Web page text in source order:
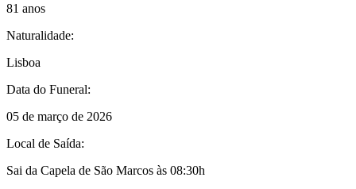
81 anos
Naturalidade:
Lisboa
Data do Funeral:
05 de março de 2026
Local de Saída:
Sai da Capela de São Marcos às 08:30h